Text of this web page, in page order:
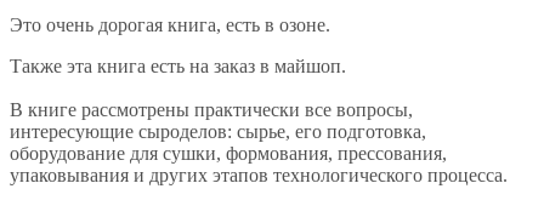
Это очень дорогая книга, есть в озоне.
Также эта книга есть на заказ в майшоп.
В книге рассмотрены практически все вопросы,
интересующие сыроделов: сырье, его подготовка,
оборудование для сушки, формования, прессования,
упаковывания и других этапов технологического процесса.